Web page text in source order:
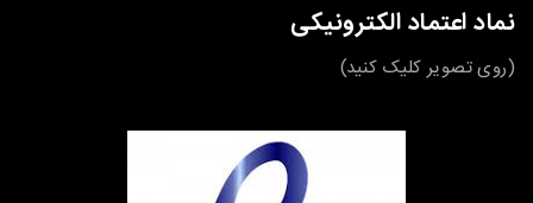
نماد اعتماد الکترونیکی
(روی تصویر کلیک کنید)